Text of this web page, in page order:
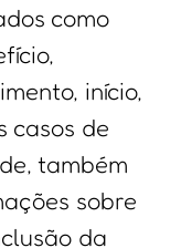
como
início,
casos de
também
sobre
da